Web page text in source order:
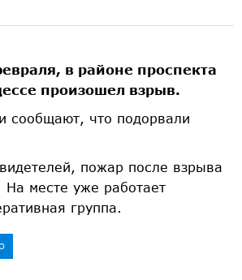
в районе проспекта
произошел взрыв.
сообщают, что подорвали
пожар после взрыва
На месте уже работает
группа.